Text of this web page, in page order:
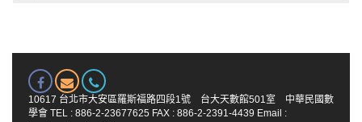
10617 台北市大安區羅斯福路四段1號 台大天數館501室 中華民國數
學會 TEL : 886-2-23677625 FAX : 886-2-2391-4439 Email :